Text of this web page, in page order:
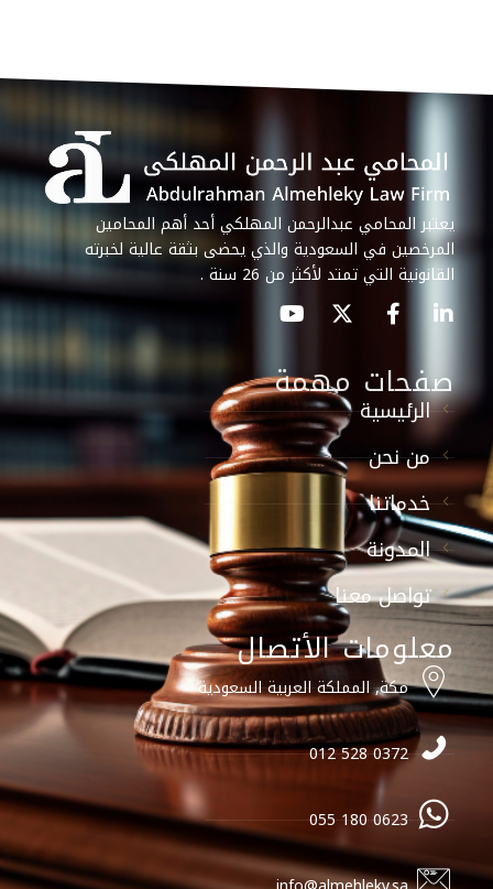
يعتبر المحامي عبدالرحمن المهلكي أحد أهم المحامين
المرخصين في السعودية والذي يحضى بثقة عالية لخبرته
القانونية التي تمتد لأكثر من 26 سنة .
صفحات مهمة
الرئيسية
من نحن
خدماتنا
المدونة
تواصل معنا
معلومات الأتصال
مكة, المملكة العربية السعودية
0372 528 012
0623 180 055